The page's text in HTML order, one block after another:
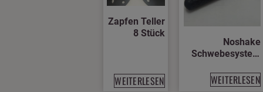
Zapfen Teller
8 Stück
WEITERLESEN
Noshake
Schwebesystem
Bügel
WEITERLESEN